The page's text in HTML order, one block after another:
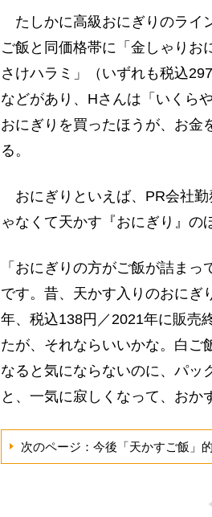
たしかに高級おにぎりのライ
ご飯と同価格帯に「金しゃり
さけハラミ」（いずれも税込
などがあり、Hさんは「いくら
おにぎりを買ったほうが、お金
る。
おにぎりといえば、PR会社勤
ゃなくて天かす『おにぎり』の
「おにぎりの方がご飯が詰ま
です。昔、天かす入りのおにぎ
年、税込138円／2021年に販売
たが、それならいいかな。白ご
なると気にならないのに、パッ
と、一気に寂しくなって、おか
次のページ：今後「天かすご飯」